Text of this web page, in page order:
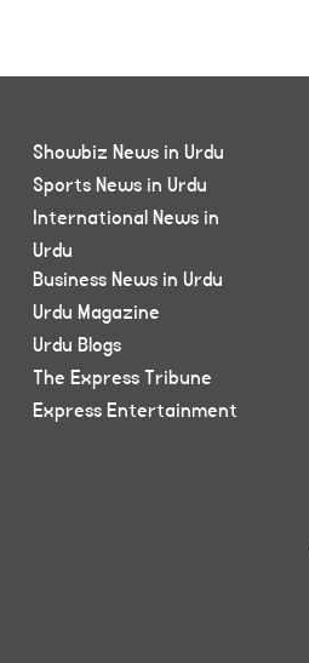
Showbiz News in Urdu
Sports News in Urdu
International News in
Urdu
Business News in Urdu
Urdu Magazine
Urdu Blogs
The Express Tribune
Express Entertainment